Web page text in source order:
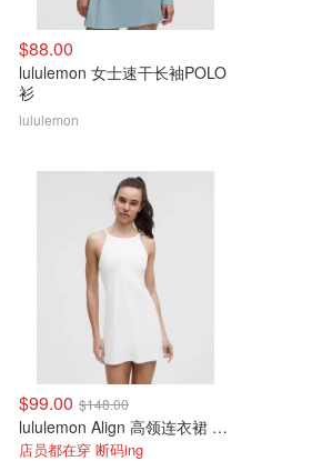
$88.00
lululemon 女士速干长袖POLO
衫
lululemon
$99.00 $148.00
lululemon Align 高领连衣裙 A/B杯
店员都在穿 断码ing